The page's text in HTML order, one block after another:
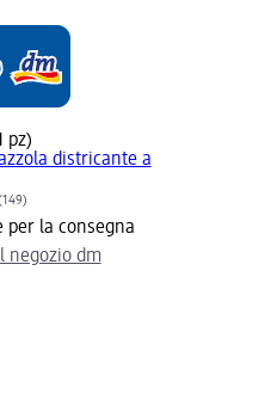
pz)
districante a
per la consegna
negozio dm